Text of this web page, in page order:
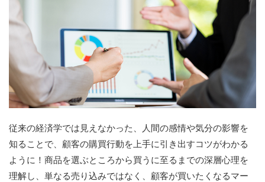
従来の経済学では見えなかった、人間の感情や気分の影響を
知ることで、顧客の購買行動を上手に引き出すコツがわかる
ように！商品を選ぶところから買うに至るまでの深層心理を
理解し、単なる売り込みではなく、顧客が買いたくなるマー